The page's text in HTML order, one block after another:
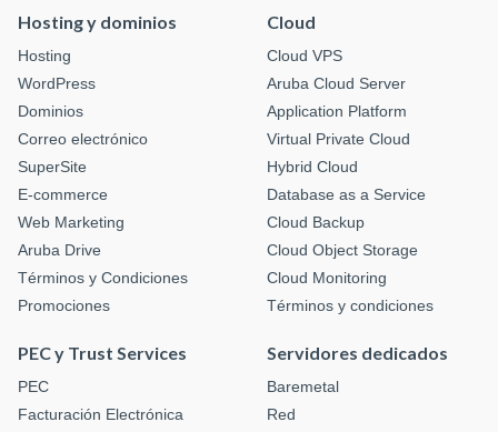
Hosting y dominios
Hosting
WordPress
Dominios
Correo electrónico
SuperSite
E-commerce
Web Marketing
Aruba Drive
Términos y Condiciones
Promociones
Cloud
Cloud VPS
Aruba Cloud Server
Application Platform
Virtual Private Cloud
Hybrid Cloud
Database as a Service
Cloud Backup
Cloud Object Storage
Cloud Monitoring
Términos y condiciones
PEC y Trust Services
PEC
Facturación Electrónica
Servidores dedicados
Baremetal
Red